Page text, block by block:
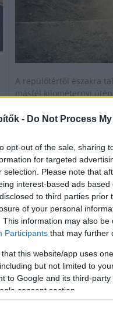
- Do Not Process
opt-out of the sale, sharing
for targeted
selection. Please note that
interest-based ads
to third parties
of your personal
This information may also
Participants that may further
that this website/app uses
but not limited to
to Google and its third-
consent section.
A repülőtértől északra
másfél kilométernyi
Fejér megye egyik
meg három hónap
2018.03.27
Útépítés